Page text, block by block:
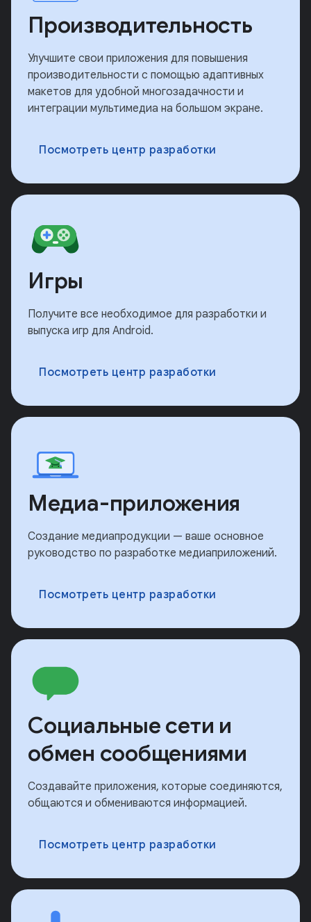
Производительность
Улучшите свои приложения для повышения
производительности с помощью адаптивных
макетов для удобной многозадачности и
интеграции мультимедиа на большом экране.
Посмотреть центр разработки
Игры
Получите все необходимое для разработки и
выпуска игр для Android.
Посмотреть центр разработки
Медиа-приложения
Создание медиапродукции — ваше основное
руководство по разработке медиаприложений.
Посмотреть центр разработки
Социальные сети и
обмен сообщениями
Создавайте приложения, которые соединяются,
общаются и обмениваются информацией.
Посмотреть центр разработки